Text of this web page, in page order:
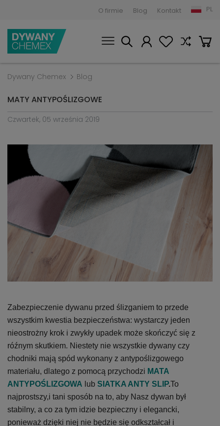
O firmie Blog Kontakt PL
Dywany Chemex Blog
MATY ANTYPOŚLIZGOWE
Czwartek, 05 września 2019
Zabezpieczenie dywanu przed ślizganiem to przede
wszystkim kwestia bezpieczeństwa: wystarczy jeden
nieostrożny krok i zwykły upadek może skończyć się z
róźnym skutkiem. Niestety nie wszystkie dywany czy
chodniki mają spód wykonany z antypoślizgowego
materiału, dlatego z pomocą przychodzi MATA
ANTYPOŚLIZGOWA lub SIATKA ANTY SLIP.To
najprostszy,i tani sposób na to, aby Nasz dywan był
stabilny, a co za tym idzie bezpieczny i elegancki,
ponieważ dzięki niej nie będzie się odkształcał i